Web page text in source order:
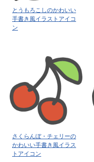
とうもろこしのかわいい
手書き風イラストアイコ
ン
さくらんぼ・チェリーの
かわいい手書き風イラス
トアイコン